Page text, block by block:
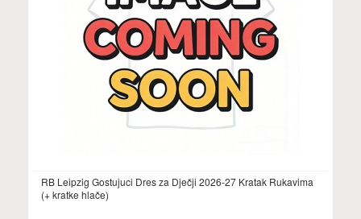
RB Leipzig Gostujuci Dres za Dječji 2026-27 Kratak Rukavima
(+ kratke hlače)